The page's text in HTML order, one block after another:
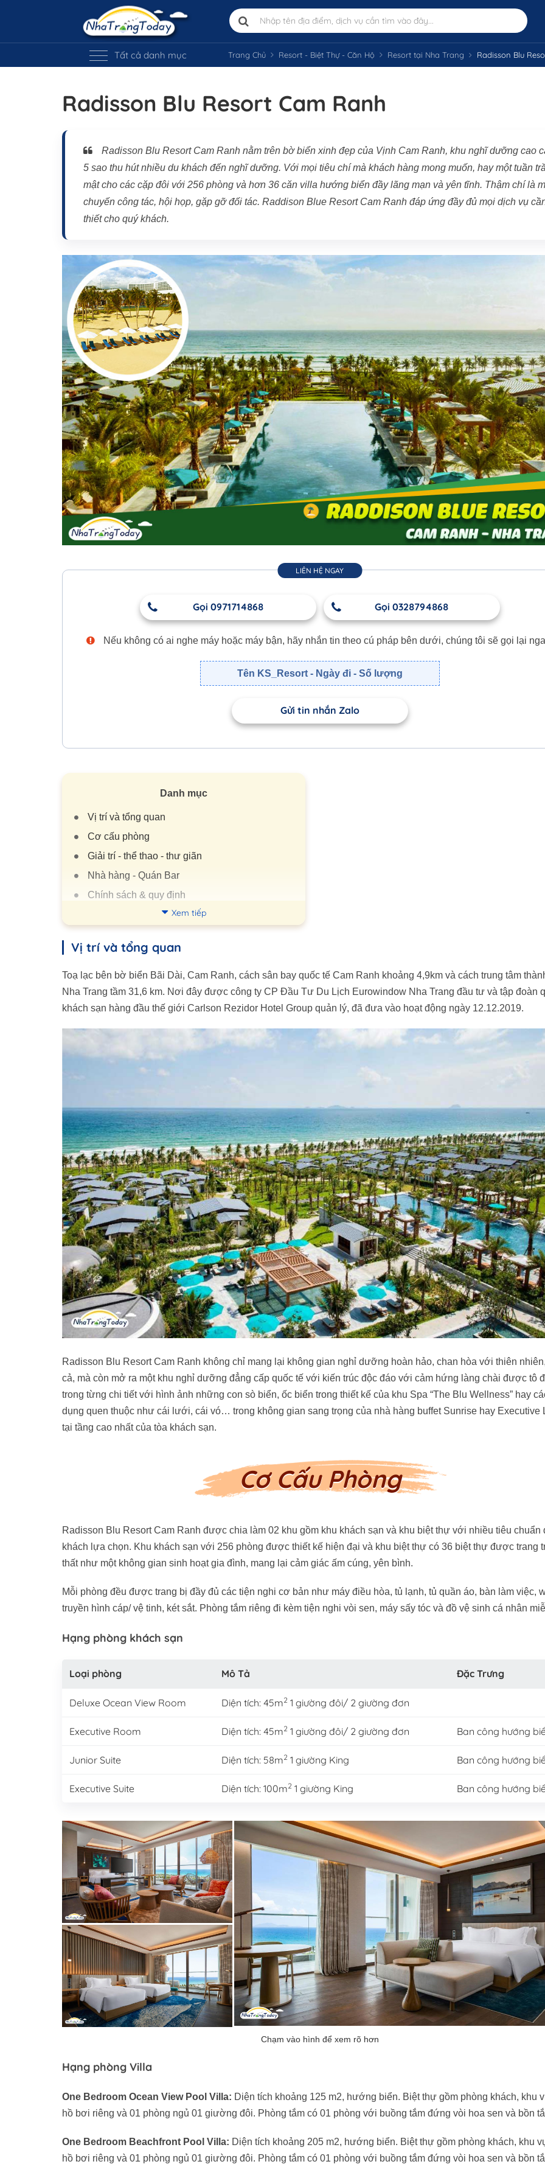
Tất cả danh mục Trang Chủ Resort - Biệt Thự - Căn Hộ Resort tại Nha Trang Radisson Blu
Radisson Blu Resort Cam Ranh
Radisson Blu Resort Cam Ranh nằm trên bờ biển xinh đẹp của Vịnh Cam Ranh, khu nghĩ dưỡng cao
5 sao thu hút nhiều du khách đến nghĩ dưỡng. Với mọi tiêu chí mà khách hàng mong muốn, hay một tuần
mật cho các cặp đôi với 256 phòng và hơn 36 căn villa hướng biển đầy lãng mạn và yên tĩnh. Thậm chí là
chuyến công tác, hội họp, gặp gỡ đối tác. Raddison Blue Resort Cam Ranh đáp ứng đầy đủ mọi dịch vụ
thiết cho quý khách.
LIÊN HỆ NGAY
Gọi 0971714868 Gọi 0328794868
Nếu không có ai nghe máy hoặc máy bận, hãy nhắn tin theo cú pháp bên dưới, chúng tôi sẽ gọi lại
Tên KS_Resort - Ngày đi - Số lượng
Gửi tin nhắn Zalo
Danh mục
Vị trí và tổng quan
Cơ cấu phòng
Giải trí - thể thao - thư giãn
Nhà hàng - Quán Bar
Chính sách & quy định
Review- đánh giá
Xem tiếp
Vị trí và tổng quan
Toạ lạc bên bờ biển Bãi Dài, Cam Ranh, cách sân bay quốc tế Cam Ranh khoảng 4,9km và cách trung tâm
Nha Trang tầm 31,6 km. Nơi đây được công ty CP Đầu Tư Du Lịch Eurowindow Nha Trang đầu tư và tập đoàn
khách sạn hàng đầu thế giới Carlson Rezidor Hotel Group quản lý, đã đưa vào hoạt động ngày 12.12.2019.
Radisson Blu Resort Cam Ranh không chỉ mang lại không gian nghỉ dưỡng hoàn hảo, chan hòa với thiên
cả, mà còn mở ra một khu nghỉ dưỡng đẳng cấp quốc tế với kiến trúc độc đáo với cảm hứng làng chài được tô
trong từng chi tiết với hình ảnh những con sò biển, ốc biển trong thiết kế của khu Spa “The Blu Wellness” hay
dụng quen thuộc như cái lưới, cái vó… trong không gian sang trọng của nhà hàng buffet Sunrise hay Executive
tại tầng cao nhất của tòa khách sạn.
Cơ Cấu Phòng
Radisson Blu Resort Cam Ranh được chia làm 02 khu gồm khu khách sạn và khu biệt thự với nhiều tiêu chuẩn
khách lựa chọn. Khu khách sạn với 256 phòng được thiết kế hiện đại và khu biệt thự có 36 biệt thự được trang
thất như một không gian sinh hoạt gia đình, mang lại cảm giác ấm cúng, yên bình.
Mỗi phòng đều được trang bị đầy đủ các tiện nghi cơ bản như máy điều hòa, tủ lạnh, tủ quần áo, bàn làm việc,
truyền hình cáp/ vệ tinh, két sắt. Phòng tắm riêng đi kèm tiện nghi vòi sen, máy sấy tóc và đồ vệ sinh cá nhân
Hạng phòng khách sạn
Loại phòng Mô Tả Đặc Trưng
Deluxe Ocean View Room Diện tích: 45m2 1 giường đôi/ 2 giường đơn
Executive Room Diện tích: 45m2 1 giường đôi/ 2 giường đơn Ban công hướng
Junior Suite Diện tích: 58m2 1 giường King Ban công hướng
Executive Suite Diện tích: 100m2 1 giường King Ban công hướng
Hạng phòng Villa
One Bedroom Ocean View Pool Villa: Diện tích khoảng 125 m2, hướng biển. Biệt thự gồm phòng khách, khu
hồ bơi riêng và 01 phòng ngủ 01 giường đôi. Phòng tắm có 01 phòng với buồng tắm đứng vòi hoa sen và bồn
One Bedroom Beachfront Pool Villa: Diện tích khoảng 205 m2, hướng biển. Biệt thự gồm phòng khách, khu
hồ bơi riêng và 01 phòng ngủ 01 giường đôi. Phòng tắm có 01 phòng với buồng tắm đứng vòi hoa sen và bồn
Vị trí trên bản đồ